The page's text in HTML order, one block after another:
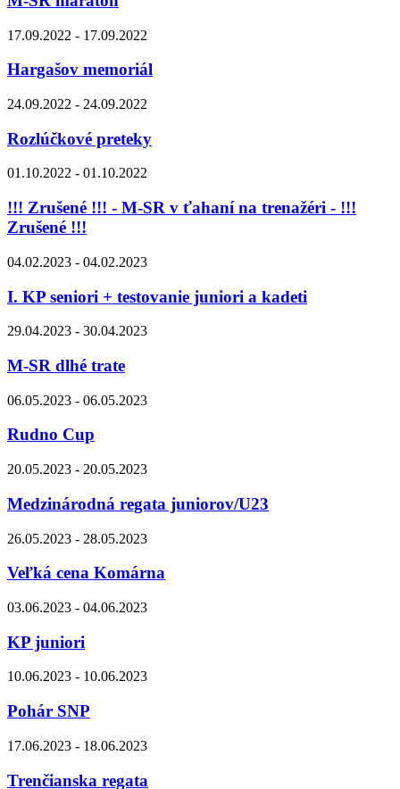
17.09.2022 - 17.09.2022
Hargašov memoriál
24.09.2022 - 24.09.2022
Rozlúčkové preteky
01.10.2022 - 01.10.2022
!!! Zrušené !!! - M-SR v ťahaní na trenažéri - !!!
Zrušené !!!
04.02.2023 - 04.02.2023
I. KP seniori + testovanie juniori a kadeti
29.04.2023 - 30.04.2023
M-SR dlhé trate
06.05.2023 - 06.05.2023
Rudno Cup
20.05.2023 - 20.05.2023
Medzinárodná regata juniorov/U23
26.05.2023 - 28.05.2023
Veľká cena Komárna
03.06.2023 - 04.06.2023
KP juniori
10.06.2023 - 10.06.2023
Pohár SNP
17.06.2023 - 18.06.2023
Trenčianska regata